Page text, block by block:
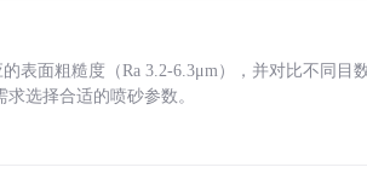
表面粗糙度（Ra 3.2-6.3μm），并对比不同目
选择合适的喷砂参数。